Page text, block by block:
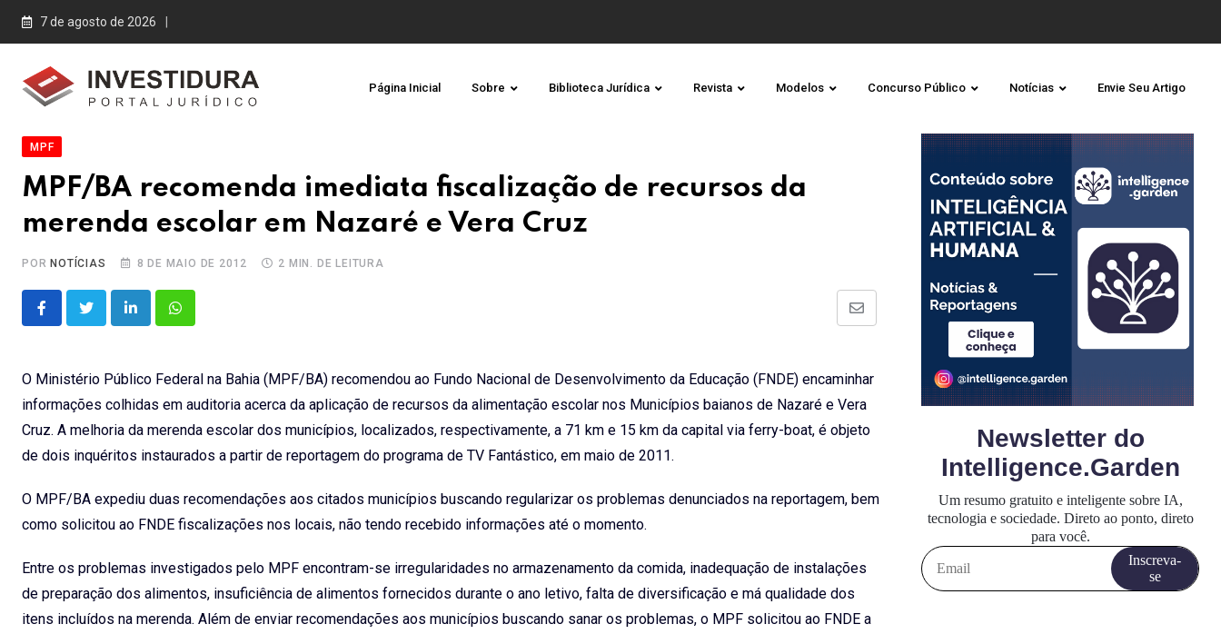
Skip
7 de agosto de 2026
Página Inicial Sobre Biblioteca Jurídica Revista Modelos Concurso Público Notícias Envie Seu Artigo
MPF
MPF/BA recomenda imediata fiscalização de recursos da
merenda escolar em Nazaré e Vera Cruz
PORNOTÍCIAS 8 DE MAIO DE 2012 2 MIN. DE LEITURA
LinkedInWhatsapp
Share
Email
O Ministério Público Federal na Bahia (MPF/BA) recomendou ao Fundo Nacional de Desenvolvimento da Educação (FNDE) encaminhar
informações colhidas em auditoria acerca da aplicação de recursos da alimentação escolar nos Municípios baianos de Nazaré e Vera
Cruz. A melhoria da merenda escolar dos municípios, localizados, respectivamente, a 71 km e 15 km da capital via ferry-boat, é objeto
de dois inquéritos instaurados a partir de reportagem do programa de TV Fantástico, em maio de 2011.
O MPF/BA expediu duas recomendações aos citados municípios buscando regularizar os problemas denunciados na reportagem, bem
como solicitou ao FNDE fiscalizações nos locais, não tendo recebido informações até o momento.
Entre os problemas investigados pelo MPF encontram-se irregularidades no armazenamento da comida, inadequação de instalações
de preparação dos alimentos, insuficiência de alimentos fornecidos durante o ano letivo, falta de diversificação e má qualidade dos
itens incluídos na merenda. Além de enviar recomendações aos municípios buscando sanar os problemas, o MPF solicitou ao FNDE a